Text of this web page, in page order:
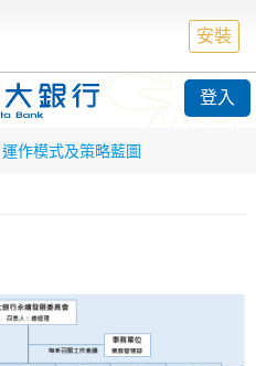
安裝
登入
運作模式及策略藍圖